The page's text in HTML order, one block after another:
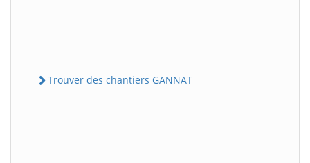
Trouver des chantiers GANNAT